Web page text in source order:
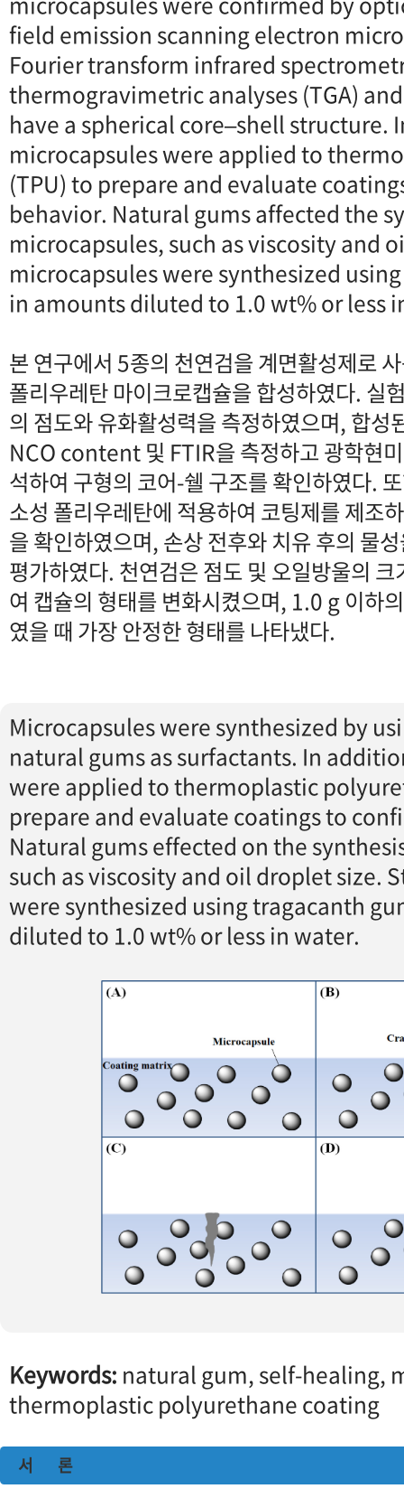
field emission scanning electron
Fourier transform infrared
thermogravimetric analyses (TGA)
have a spherical core–shell structure.
microcapsules were applied to
(TPU) to prepare and evaluate
behavior. Natural gums affected the
microcapsules, such as viscosity and
microcapsules were synthesized
in amounts diluted to 1.0 wt% or less
본 연구에서 5종의 천연검을 계면활성제로
폴리우레탄 마이크로캡슐을 합성하였다. 실
의 점도와 유화활성력을 측정하였으며, 합
NCO content 및 FTIR을 측정하고 광학현
석하여 구형의 코어-쉘 구조를 확인하였다.
소성 폴리우레탄에 적용하여 코팅제를 제조
을 확인하였으며, 손상 전후와 치유 후의 물
평가하였다. 천연검은 점도 및 오일방울의
여 캡슐의 형태를 변화시켰으며, 1.0 g 이하
였을 때 가장 안정한 형태를 나타냈다.
Microcapsules were synthesized by
natural gums as surfactants. In
were applied to thermoplastic
prepare and evaluate coatings to
Natural gums effected on the
such as viscosity and oil droplet size.
were synthesized using tragacanth
diluted to 1.0 wt% or less in water.
Keywords: natural gum, self-healing,
thermoplastic polyurethane coating
서 론